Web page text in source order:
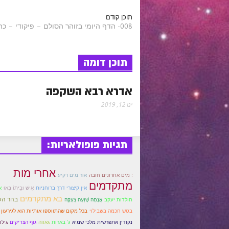
s
A
p
b
t
e
תוכן קודם
008- הדף היומי בזוהר הסולם – פיקודי – כה-כז שיעור השקפה
תוכן דומה
אדרא רבא השקפה
ינו 12, 2019
תגיות פופולאריות:
: מים אחרונים חובה אור מים רקיע אחרי מות
מתקדמים אין קיצורי דרך ברוחניות אִישׁ וּבֵיתוֹ בָּאוּ
תולדות יעקב אֲנָחָה שָׁוְּעָה צְעָקָה בא מתקדמים בהר
בטש חכמה בשבילוי בכל מקום שהתווספו אותיות הוא לגירעון
נקודין אתפרשית מלכי שמיא ג' בארות גאווה גוף הצדיקים